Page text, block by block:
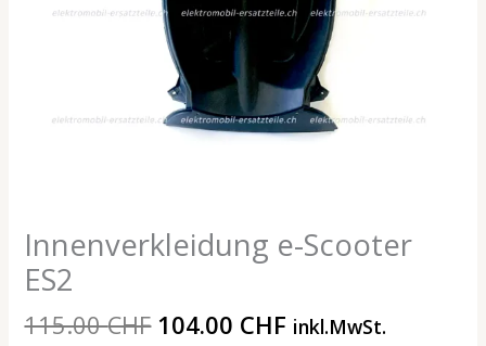
Innenverkleidung e-Scooter
ES2
115.00CHF 104.00 CHF inkl.MwSt.